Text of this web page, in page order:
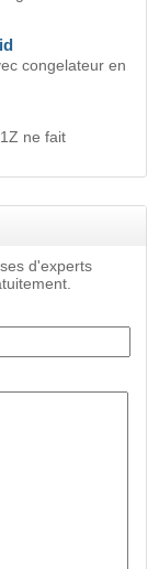
congelateur en
ne fait
d'experts